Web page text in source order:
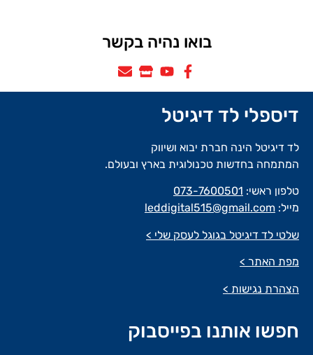
בואו נהיה בקשר
דיספלי לד דיגיטל
לד דיגיטל הינה חברת יבוא ושיווק
המתמחה בחדשות טכנולוגית בארץ ובעולם.
טלפון ראשי: 073-7600501
מייל: leddigital515@gmail.com
שלטי לד דיגיטל בגוגל לעסק שלי >
מפת האתר >
הצהרת נגישות >
חפשו אותנו בפייסבוק